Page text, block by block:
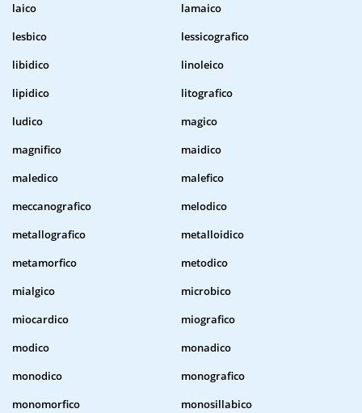
laico
lamaico
lesbico
lessicografico
libidico
linoleico
lipidico
litografico
ludico
magico
magnifico
maidico
maledico
malefico
meccanografico
melodico
metallografico
metalloidico
metamorfico
metodico
mialgico
microbico
miocardico
miografico
modico
monadico
monodico
monografico
monomorfico
monosillabico